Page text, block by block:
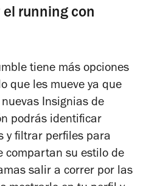
running con
tiene más opciones
que les mueve ya que
Insignias de
podrás identificar
y filtrar perfiles para
compartan su estilo de
salir a correr por las